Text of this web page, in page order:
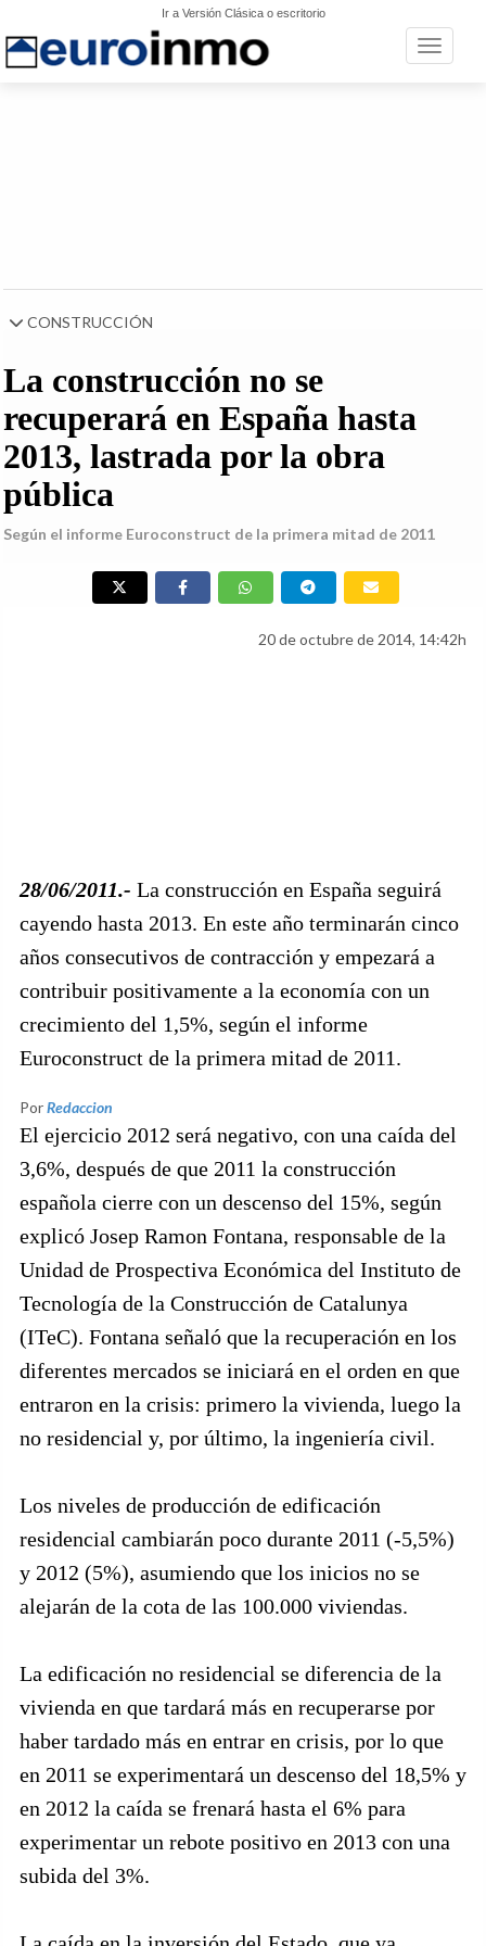
Ir a Versión Clásica o escritorio
Toggle
CONSTRUCCIÓN
La construcción no se
recuperará en España hasta
2013, lastrada por la obra
pública
Según el informe Euroconstruct de la primera mitad de 2011
20 de octubre de 2014, 14:42h
28/06/2011.- La construcción en España seguirá
cayendo hasta 2013. En este año terminarán cinco
años consecutivos de contracción y empezará a
contribuir positivamente a la economía con un
crecimiento del 1,5%, según el informe
Euroconstruct de la primera mitad de 2011.
PorRedaccion
El ejercicio 2012 será negativo, con una caída del
3,6%, después de que 2011 la construcción
española cierre con un descenso del 15%, según
explicó Josep Ramon Fontana, responsable de la
Unidad de Prospectiva Económica del Instituto de
Tecnología de la Construcción de Catalunya
(ITeC). Fontana señaló que la recuperación en los
diferentes mercados se iniciará en el orden en que
entraron en la crisis: primero la vivienda, luego la
no residencial y, por último, la ingeniería civil.
Los niveles de producción de edificación
residencial cambiarán poco durante 2011 (-5,5%)
y 2012 (5%), asumiendo que los inicios no se
alejarán de la cota de las 100.000 viviendas.
La edificación no residencial se diferencia de la
vivienda en que tardará más en recuperarse por
haber tardado más en entrar en crisis, por lo que
en 2011 se experimentará un descenso del 18,5% y
en 2012 la caída se frenará hasta el 6% para
experimentar un rebote positivo en 2013 con una
subida del 3%.